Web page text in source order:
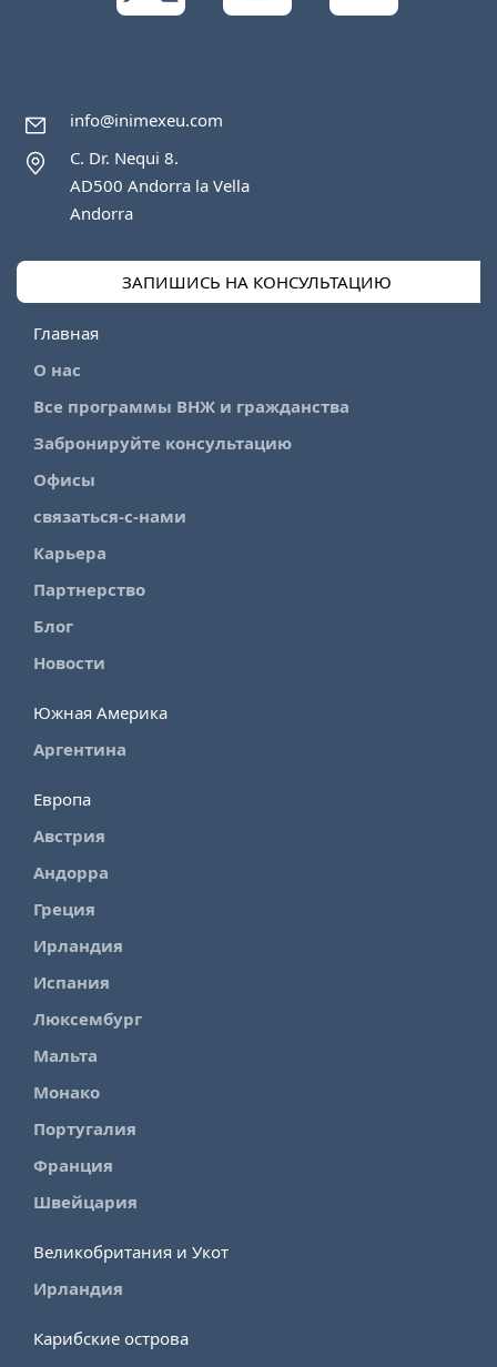
info@inimexeu.com
C. Dr. Nequi 8.
AD500 Andorra la Vella
Andorra
ЗАПИШИСЬ НА КОНСУЛЬТАЦИЮ
Главная
О нас
Все программы ВНЖ и гражданства
Забронируйте консультацию
Офисы
связаться-с-нами
Карьера
Партнерство
Блог
Новости
Южная Америка
Аргентина
Европа
Австрия
Андорра
Греция
Ирландия
Испания
Люксембург
Мальта
Монако
Португалия
Франция
Швейцария
Великобритания и Укот
Ирландия
Карибские острова